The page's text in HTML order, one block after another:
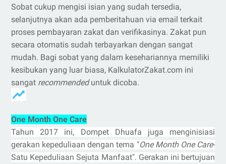
Sobat cukup mengisi isian yang sudah tersedia,
selanjutnya akan ada pemberitahuan via email terkait
proses pembayaran zakat dan verifikasinya. Zakat pun
secara otomatis sudah terbayarkan dengan sangat
mudah. Bagi sobat yang dalam kesehariannya memiliki
kesibukan yang luar biasa, KalkulatorZakat.com ini
sangat recommendeduntuk dicoba.
One Month One Care
Tahun 2017 ini, Dompet Dhuafa juga menginisiasi
gerakan kepeduliaan dengan tema "One Month One Care-
Satu Kepeduliaan Sejuta Manfaat". Gerakan ini bertujuan